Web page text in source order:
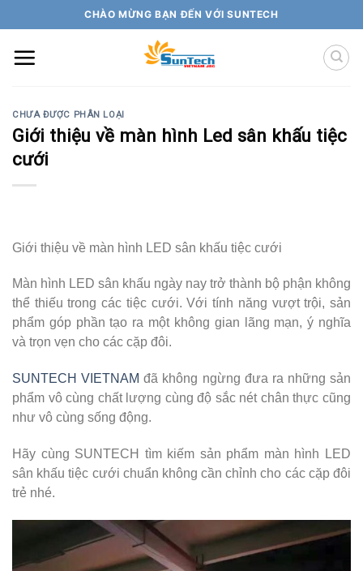
to
content
CHÀO MỪNG BẠN ĐẾN VỚI SUNTECH
CHƯA ĐƯỢC PHÂN LOẠI
Giới thiệu về màn hình Led sân khấu tiệc
cưới
Giới thiệu về màn hình LED sân khấu tiệc cưới
Màn hình LED sân khấu ngày nay trở thành bộ phận không
thể thiếu trong các tiệc cưới. Với tính năng vượt trội, sản
phẩm góp phần tạo ra một không gian lãng mạn, ý nghĩa
và trọn vẹn cho các cặp đôi.
SUNTECH VIETNAM đã không ngừng đưa ra những sản
phẩm vô cùng chất lượng cùng độ sắc nét chân thực cũng
như vô cùng sống động.
Hãy cùng SUNTECH tìm kiếm sản phẩm màn hình LED
sân khấu tiệc cưới chuẩn không cần chỉnh cho các cặp đôi
trẻ nhé.